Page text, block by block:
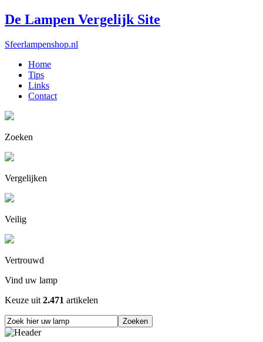
De Lampen Vergelijk Site
Sfeerlampenshop.nl
Home
Tips
Links
Contact
Zoeken
Vergelijken
Veilig
Vertrouwd
Vind uw lamp
Keuze uit 2.471 artikelen